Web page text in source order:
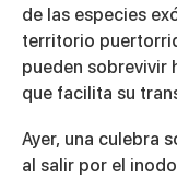
de las especies
territorio
pueden sobrevivir
que facilita su
Ayer, una culebra
al salir por el